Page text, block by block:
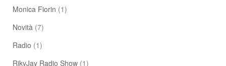
Monica Fiorin (1)
Novità (7)
Radio (1)
RikyJay Radio Show (1)